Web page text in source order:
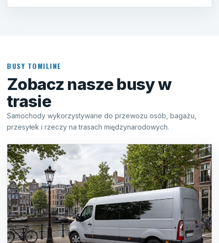
BUSY TOMILINE
Zobacz nasze busy w
trasie
Samochody wykorzystywane do przewozu osób, bagażu,
przesyłek i rzeczy na trasach międzynarodowych.